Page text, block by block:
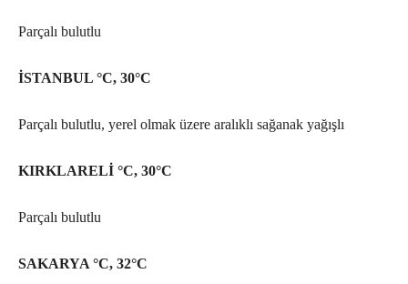
Parçalı bulutlu
İSTANBUL °C, 30°C
Parçalı bulutlu, yerel olmak üzere aralıklı sağanak yağışlı
KIRKLARELİ °C, 30°C
Parçalı bulutlu
SAKARYA °C, 32°C